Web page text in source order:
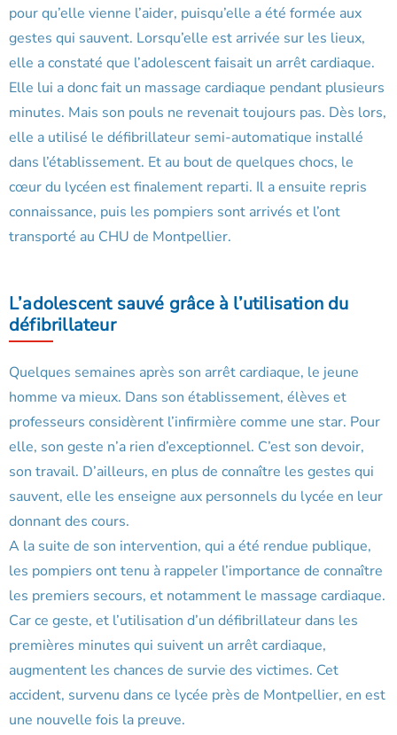
pour qu’elle vienne l’aider, puisqu’elle a été formée aux
gestes qui sauvent. Lorsqu’elle est arrivée sur les lieux,
elle a constaté que l’adolescent faisait un arrêt cardiaque.
Elle lui a donc fait un massage cardiaque pendant plusieurs
minutes. Mais son pouls ne revenait toujours pas. Dès lors,
elle a utilisé le défibrillateur semi-automatique installé
dans l’établissement. Et au bout de quelques chocs, le
cœur du lycéen est finalement reparti. Il a ensuite repris
connaissance, puis les pompiers sont arrivés et l’ont
transporté au CHU de Montpellier.
L’adolescent sauvé grâce à l’utilisation du
défibrillateur
Quelques semaines après son arrêt cardiaque, le jeune
homme va mieux. Dans son établissement, élèves et
professeurs considèrent l’infirmière comme une star. Pour
elle, son geste n’a rien d’exceptionnel. C’est son devoir,
son travail. D’ailleurs, en plus de connaître les gestes qui
sauvent, elle les enseigne aux personnels du lycée en leur
donnant des cours.
A la suite de son intervention, qui a été rendue publique,
les pompiers ont tenu à rappeler l’importance de connaître
les premiers secours, et notamment le massage cardiaque.
Car ce geste, et l’utilisation d’un défibrillateur dans les
premières minutes qui suivent un arrêt cardiaque,
augmentent les chances de survie des victimes. Cet
accident, survenu dans ce lycée près de Montpellier, en est
une nouvelle fois la preuve.